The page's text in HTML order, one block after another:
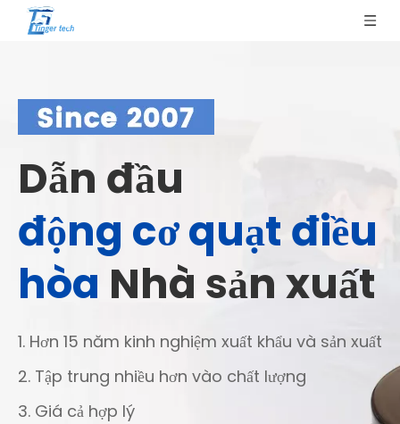
Dẫn đầu
động cơ quạt điều
hòa Nhà sản xuất
1. Hơn 15 năm kinh nghiệm xuất khẩu và sản xuất
2. Tập trung nhiều hơn vào chất lượng
3. Giá cả hợp lý